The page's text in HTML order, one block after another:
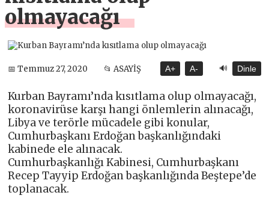
olmayacağı
📅 Temmuz 27, 2020 📂 ASAYİŞ A+ A- 🔊 Dinle
Kurban Bayramı’nda kısıtlama olup olmayacağı,
koronavirüse karşı hangi önlemlerin alınacağı,
Libya ve terörle mücadele gibi konular,
Cumhurbaşkanı Erdoğan başkanlığındaki
kabinede ele alınacak.
Cumhurbaşkanlığı Kabinesi, Cumhurbaşkanı
Recep Tayyip Erdoğan başkanlığında Beştepe’de
toplanacak.